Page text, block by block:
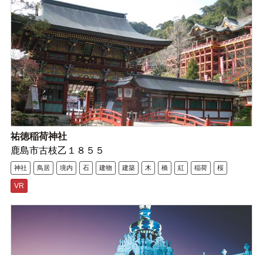
祐徳稲荷神社
鹿島市古枝乙１８５５
神社 鳥居 境内 石 建物 建築 木 橋 紅 稲荷 桜
VR